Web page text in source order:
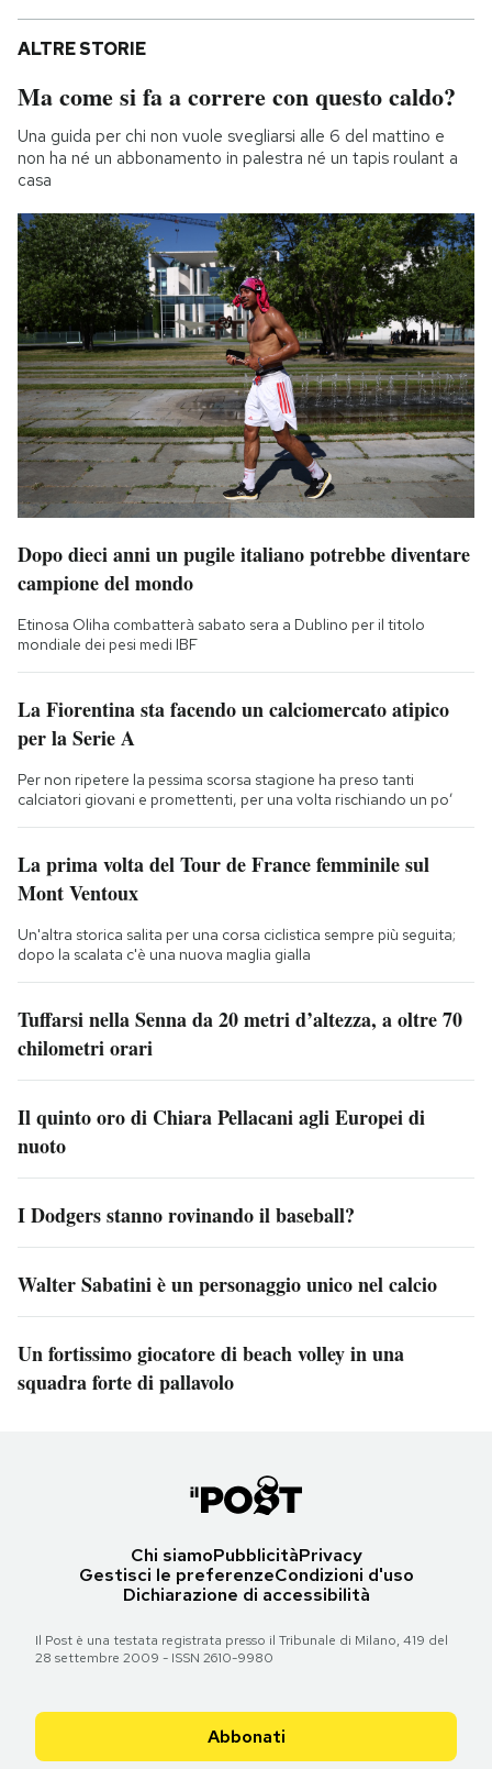
ALTRE STORIE
Ma come si fa a correre con questo caldo?
Una guida per chi non vuole svegliarsi alle 6 del mattino e
non ha né un abbonamento in palestra né un tapis roulant a
casa
Dopo dieci anni un pugile italiano potrebbe diventare
campione del mondo
Etinosa Oliha combatterà sabato sera a Dublino per il titolo
mondiale dei pesi medi IBF
La Fiorentina sta facendo un calciomercato atipico
per la Serie A
Per non ripetere la pessima scorsa stagione ha preso tanti
calciatori giovani e promettenti, per una volta rischiando un po’
La prima volta del Tour de France femminile sul
Mont Ventoux
Un'altra storica salita per una corsa ciclistica sempre più seguita;
dopo la scalata c'è una nuova maglia gialla
Tuffarsi nella Senna da 20 metri d’altezza, a oltre 70
chilometri orari
Il quinto oro di Chiara Pellacani agli Europei di
nuoto
I Dodgers stanno rovinando il baseball?
Walter Sabatini è un personaggio unico nel calcio
Un fortissimo giocatore di beach volley in una
squadra forte di pallavolo
Chi siamoPubblicitàPrivacy
Gestisci le preferenzeCondizioni d'uso
Dichiarazione di accessibilità
Il Post è una testata registrata presso il Tribunale di Milano, 419 del
28 settembre 2009 - ISSN 2610-9980
Abbonati